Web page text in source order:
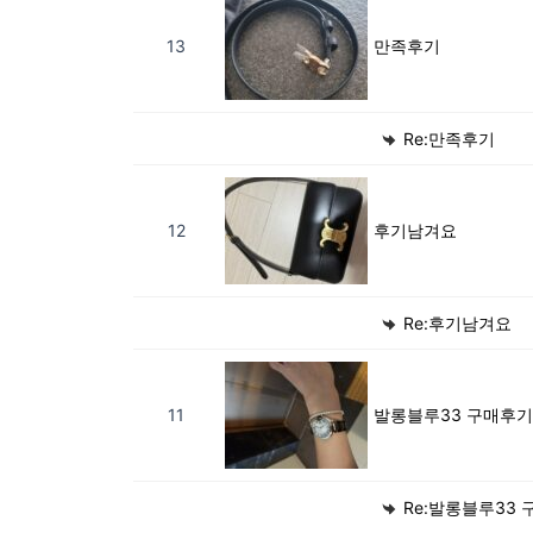
13 만족후기
Re:만족후기
12 후기남겨요
Re:후기남겨요
11 발롱블루33 구매후기
Re:발롱블루33